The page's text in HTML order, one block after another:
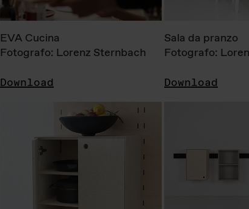
EVA Cucina
Fotografo: Lorenz Sternbach
Download
Sala da pranzo
Fotografo:
Download